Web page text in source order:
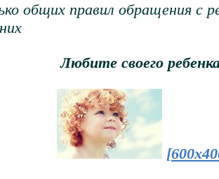
общих правил обращения с
Любите своего